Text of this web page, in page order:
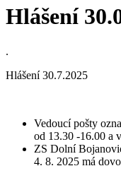
Hlášení
.
Hlášení 30.7.2025
Vedoucí pošty
od 13.30 -16.00 a
ZS Dolní
4. 8. 2025 má